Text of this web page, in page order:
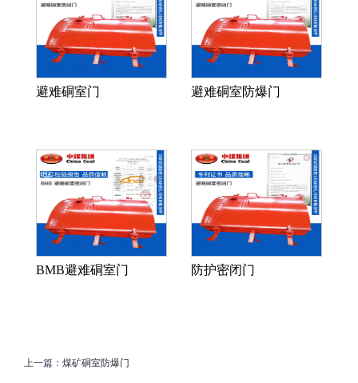
避难硐室门 避难硐室防爆门
BMB避难硐室门 防护密闭门
上一篇： 煤矿硐室防爆门